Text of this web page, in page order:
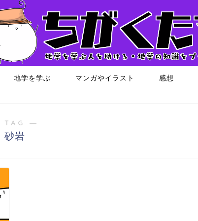
地学を学ぶ マンガやイラスト 感想
―
砂岩